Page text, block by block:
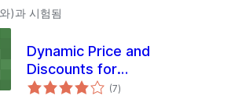
)과 시험됨
Dynamic Price and
Discounts for
Woocommerce
(7전
체)